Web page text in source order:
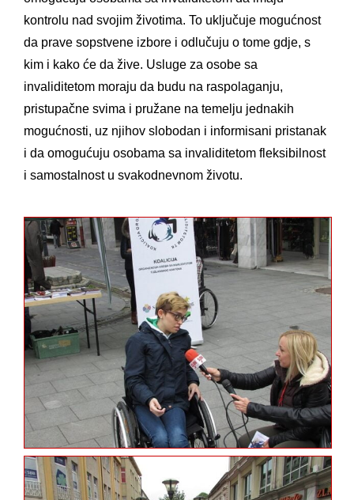
kontrolu nad svojim životima. To uključuje mogućnost
da prave sopstvene izbore i odlučuju o tome gdje, s
kim i kako će da žive. Usluge za osobe sa
invaliditetom moraju da budu na raspolaganju,
pristupačne svima i pružane na temelju jednakih
mogućnosti, uz njihov slobodan i informisani pristanak
i da omogućuju osobama sa invaliditetom fleksibilnost
i samostalnost u svakodnevnom životu.